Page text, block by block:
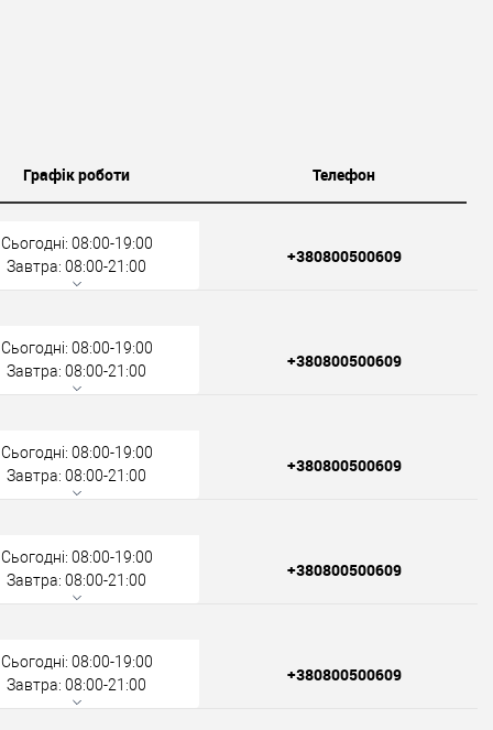
Графік роботи Телефон
Сьогодні: 08:00-19:00
Завтра: 08:00-21:00
+380800500609
Сьогодні: 08:00-19:00
Завтра: 08:00-21:00
+380800500609
Сьогодні: 08:00-19:00
Завтра: 08:00-21:00
+380800500609
Сьогодні: 08:00-19:00
Завтра: 08:00-21:00
+380800500609
Сьогодні: 08:00-19:00
Завтра: 08:00-21:00
+380800500609